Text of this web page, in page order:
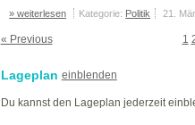
» weiterlesen Kategorie: Politik 21.
« Previous 1
Lageplan einblenden
Du kannst den Lageplan jederzeit